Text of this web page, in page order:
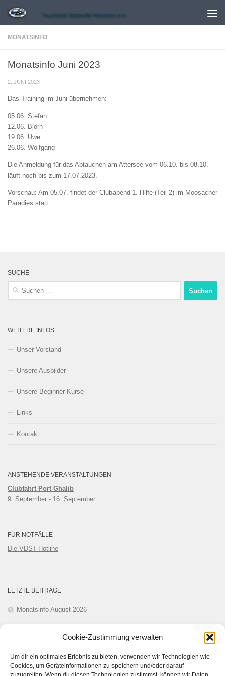
Cookie-Zustimmung verwalten
Um dir ein optimales Erlebnis zu bieten, verwenden wir Technologien wie
Cookies, um Geräteinformationen zu speichern und/oder darauf
Zum Inhalt springen
MONATSINFO
Monatsinfo Juni 2023
2. JUNI 2023
Das Training im Juni übernehmen:
05.06. Stefan
12.06. Björn
19.06. Uwe
26.06. Wolfgang
Die Anmeldung für das Abtauchen am Attersee vom 06.10. bis 08.10.
läuft noch bis zum 17.07.2023.
Vorschau: Am 05.07. findet der Clubabend 1. Hilfe (Teil 2) im Moosacher
Paradies statt.
SUCHE
Suchen
WEITERE INFOS
Unser Vorstand
Unsere Ausbilder
Unsere Beginner-Kurse
Links
Kontakt
ANSTEHENDE VERANSTALTUNGEN
Clubfahrt Port Ghalib
9. September - 16. September
FÜR NOTFÄLLE
Die VDST-Hotline
LETZTE BEITRÄGE
Monatsinfo August 2026
Monatsinfo Mai 2026